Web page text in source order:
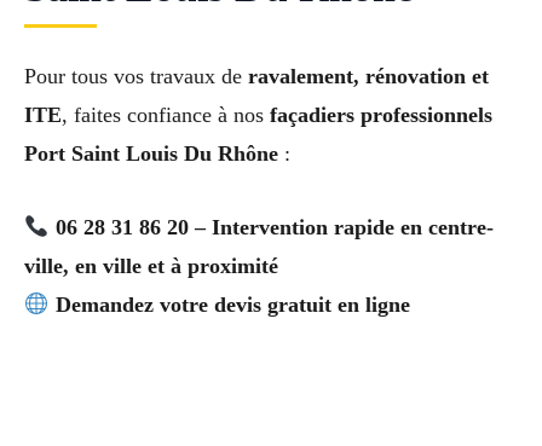
Pour tous vos travaux de ravalement, rénovation et
ITE, faites confiance à nos façadiers professionnels
Port Saint Louis Du Rhône :
06 28 31 86 20 – Intervention rapide en centre-
ville, en ville et à proximité
Demandez votre devis gratuit en ligne